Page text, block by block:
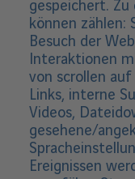
gespeichert. Zu
können
Besuch der
Interaktionen
von scrollen
Links, interne
Videos,
gesehene/
Ereignissen